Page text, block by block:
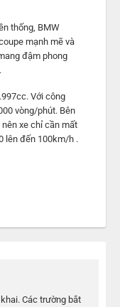
thống, BMW
mạnh mẽ và
đậm phong
Với công
vòng/phút. Bên
xe chỉ cần mất
lên đến 100km/h .
Các trường bắt